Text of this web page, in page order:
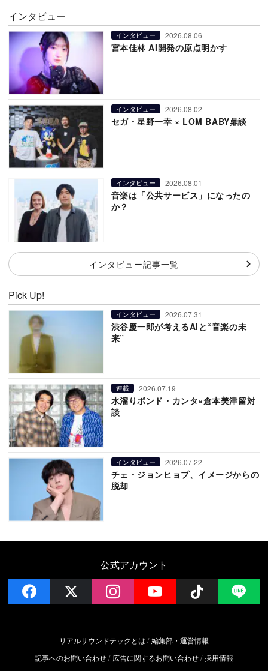
インタビュー
インタビュー 2026.08.06
宮本佳林 AI開発の原点明かす
インタビュー 2026.08.02
セガ・星野一幸 × LOM BABY鼎談
インタビュー 2026.08.01
音楽は「公共サービス」になったの
か？
インタビュー記事一覧
Pick Up!
インタビュー 2026.07.31
渋谷慶一郎が考えるAIと“音楽の未
来”
連載 2026.07.19
水溜りボンド・カンタ×倉本美津留対
談
インタビュー 2026.07.22
チェ・ジョンヒョプ、イメージからの
脱却
公式アカウント
facebook instagramYouTube Follow
リアルサウンドテックとは
編集部・運営情報
記事へのお問い合わせ
広告に関するお問い合わせ 採用情報